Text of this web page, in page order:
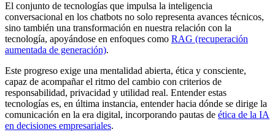
El conjunto de tecnologías que impulsa la inteligencia
conversacional en los chatbots no solo representa avances técnicos,
sino también una transformación en nuestra relación con la
tecnología, apoyándose en enfoques como RAG (recuperación
aumentada de generación).
Este progreso exige una mentalidad abierta, ética y consciente,
capaz de acompañar el ritmo del cambio con criterios de
responsabilidad, privacidad y utilidad real. Entender estas
tecnologías es, en última instancia, entender hacia dónde se dirige la
comunicación en la era digital, incorporando pautas de ética de la IA
en decisiones empresariales.